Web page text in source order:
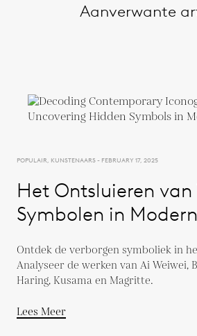
Aanverwante
POPULAIR, KUNSTENAARS - FEBRUARY 17, 2025
Het Ontsluieren
Symbolen in
Ontdek de verborgen symboliek in
Analyseer de werken van Ai Weiwei,
Haring, Kusama en Magritte.
Lees Meer